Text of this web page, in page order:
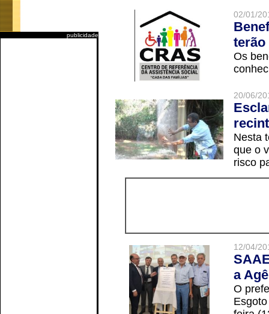
publicidade
02/01/
terão
Os
20/06/
Nesta
que o
risco
12/04/
a
O